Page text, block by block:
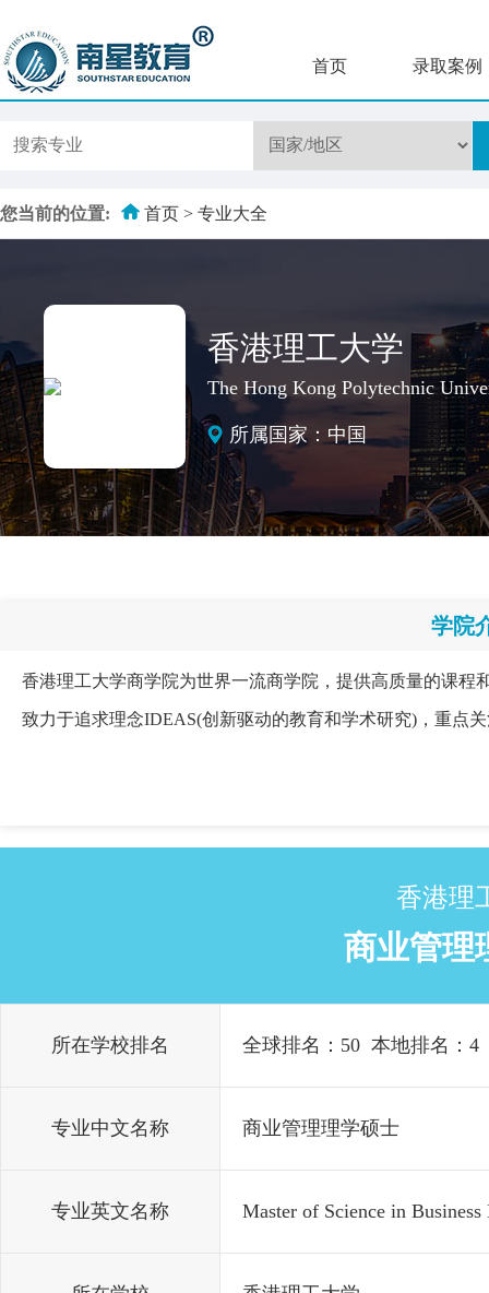
首页 录取案例
您当前的位置: 首页 > 专业大全
香港理工大学
The Hong Kong Polytechnic
所属国家：中国
学院
香港理工大学商学院为世界一流商学院，提供高质量的课
致力于追求理念IDEAS(创新驱动的教育和学术研究)，重点
香港理
商业管理
所在学校排名 全球排名：50 本地排名：4
专业中文名称 商业管理理学硕士
专业英文名称 Master of Science in Business